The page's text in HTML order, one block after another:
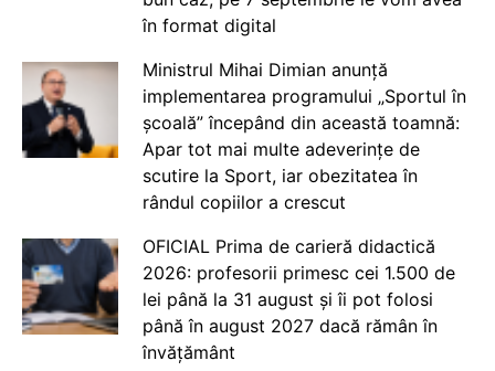
în format digital
Ministrul Mihai Dimian anunță
implementarea programului „Sportul în
școală” începând din această toamnă:
Apar tot mai multe adeverințe de
scutire la Sport, iar obezitatea în
rândul copiilor a crescut
OFICIAL Prima de carieră didactică
2026: profesorii primesc cei 1.500 de
lei până la 31 august și îi pot folosi
până în august 2027 dacă rămân în
învățământ